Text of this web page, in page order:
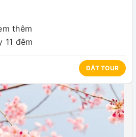
thêm
11 đêm
ĐẶT TOUR